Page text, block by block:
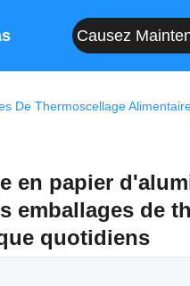
Causez
De Thermoscellage
en papier
emballages de
quotidiens